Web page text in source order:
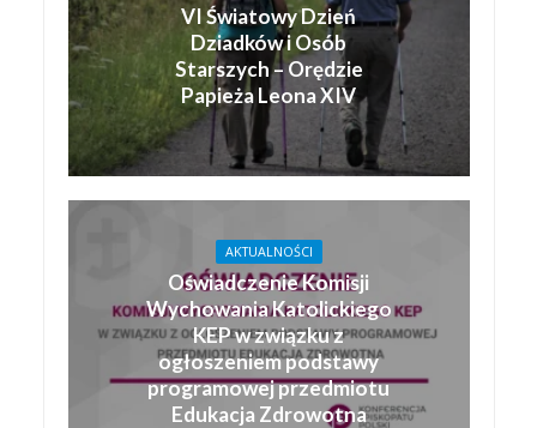
VI Światowy Dzień
Dziadków i Osób
Starszych – Orędzie
Papieża Leona XIV
AKTUALNOŚCI
Oświadczenie Komisji
Wychowania Katolickiego
KEP w związku z
ogłoszeniem podstawy
programowej przedmiotu
Edukacja Zdrowotna